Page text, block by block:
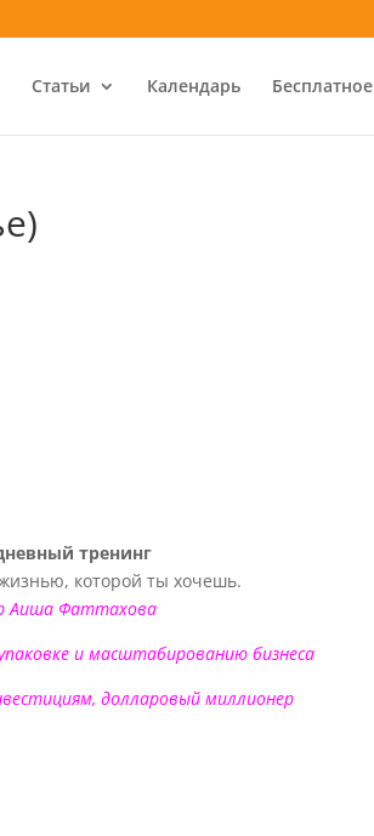
Статьи Календарь Бесплатное
тренинг
которой ты хочешь.
Аиша Фаттахова
и масштабированию бизнеса
долларовый миллионер